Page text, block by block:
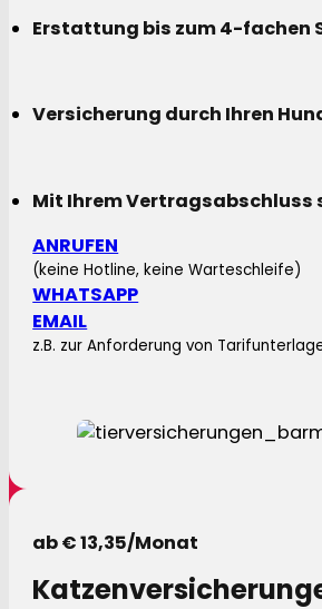
Erstattung bis zum 4-fachen
Versicherung durch Ihren
Mit Ihrem Vertragsabschluss
ANRUFEN
(keine Hotline, keine Warteschleife)
WHATSAPP
EMAIL
z.B. zur Anforderung von
ab € 13,35/Monat